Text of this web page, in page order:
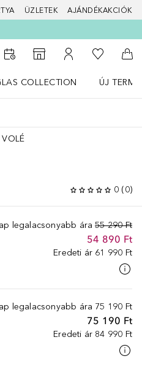
ÜZLETEK AJÁNDÉKAKCIÓK
Az üzletkeresőhöz
A fiókomhoz
A
COLLECTION
ÚJ
VOLÉ
0 (0)
legalacsonyabb ára 55 290 Ft
54 890 Ft
Eredeti ár 61 990 Ft
legalacsonyabb ára 75 190 Ft
75 190 Ft
Eredeti ár 84 990 Ft